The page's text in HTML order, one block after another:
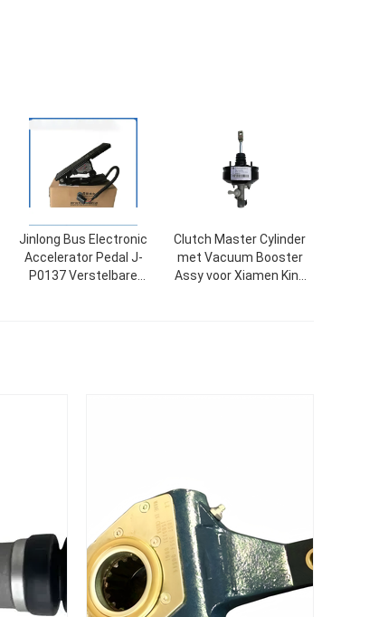
Jinlong Bus Electronic
Accelerator Pedal J-
P0137 Verstelbare
Clutch Master Cylinder
met Vacuum Booster
Assy voor Xiamen King